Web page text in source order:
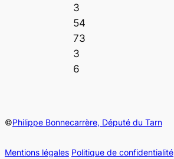
3
54
73
3
6
©Philippe Bonnecarrère, Député du Tarn
Mentions légales Politique de confidentialité